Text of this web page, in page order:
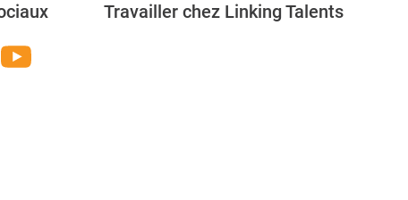
Travailler chez Linking Talents